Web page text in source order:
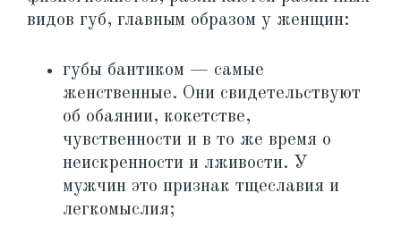
видов губ, главным образом у женщин:
губы бантиком — самые
женственные. Они свидетельствуют
об обаянии, кокетстве,
чувственности и в то же время о
неискренности и лживости. У
мужчин это признак тщеславия и
легкомыслия;